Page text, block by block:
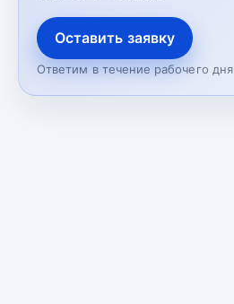
Оставить заявку
Ответим в течение рабочего